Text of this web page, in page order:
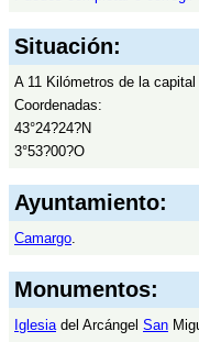
Situación:
A 11 Kilómetros de la capital
Coordenadas:
43°24?24?N
3°53?00?O
Ayuntamiento:
Camargo.
Monumentos:
Iglesiadel Arcángel San